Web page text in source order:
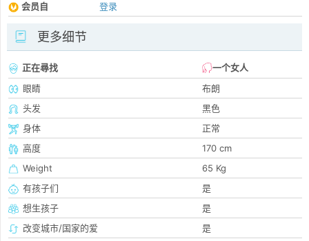
会员自
登录
更多细节
正在尋找
一个女人
眼睛
布朗
头发
黑色
身体
正常
高度
170 cm
Weight
65 Kg
有孩子们
是
想生孩子
是
改变城市/国家的爱
是